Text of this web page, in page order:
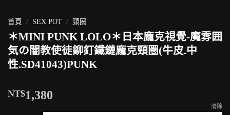
首頁 / SEX POT / 頸圈
＊MINI PUNK LOLO＊日本龐克視覺-魔雰囲
気の闇教使徒鉚釘鐵鏈龐克頸圈(牛皮.中
性.SD41043)PUNK
NT$1,380
清除